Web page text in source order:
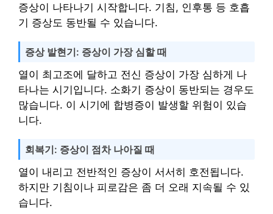
증상이 나타나기 시작합니다. 기침, 인후통 등 호흡
기 증상도 동반될 수 있습니다.
증상 발현기: 증상이 가장 심할 때
열이 최고조에 달하고 전신 증상이 가장 심하게 나
타나는 시기입니다. 소화기 증상이 동반되는 경우도
많습니다. 이 시기에 합병증이 발생할 위험이 있습
니다.
회복기: 증상이 점차 나아질 때
열이 내리고 전반적인 증상이 서서히 호전됩니다.
하지만 기침이나 피로감은 좀 더 오래 지속될 수 있
습니다.